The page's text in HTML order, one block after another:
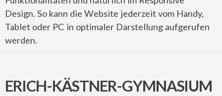
Design. So kann die Website jederzeit vom Handy,
Tablet oder PC in optimaler Darstellung aufgerufen
werden.
ERICH-KÄSTNER-GYMNASIUM